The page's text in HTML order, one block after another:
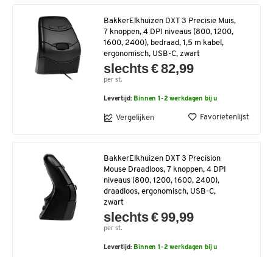
BakkerElkhuizen DXT 3 Precisie Muis,
7 knoppen, 4 DPI niveaus (800, 1200,
1600, 2400), bedraad, 1,5 m kabel,
ergonomisch, USB-C, zwart
slechts € 82,99
per st.
Levertijd: Binnen 1-2 werkdagen bij u
Vergelijken Favorietenlijst
BakkerElkhuizen DXT 3 Precision
Mouse Draadloos, 7 knoppen, 4 DPI
niveaus (800, 1200, 1600, 2400),
draadloos, ergonomisch, USB-C,
zwart
slechts € 99,99
per st.
Levertijd: Binnen 1-2 werkdagen bij u